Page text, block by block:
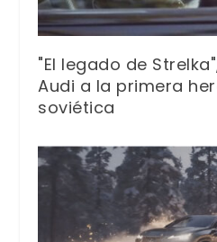
"El legado de
Audi a la primera
soviética